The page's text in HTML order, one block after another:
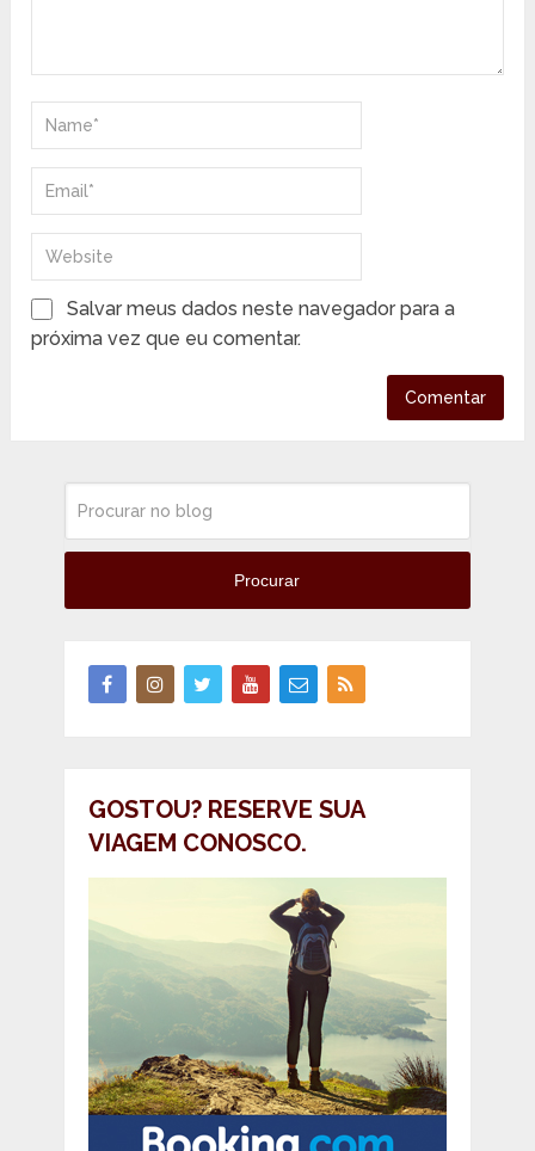
Salvar meus dados neste navegador para a
próxima vez que eu comentar.
Procurar
GOSTOU? RESERVE SUA
VIAGEM CONOSCO.